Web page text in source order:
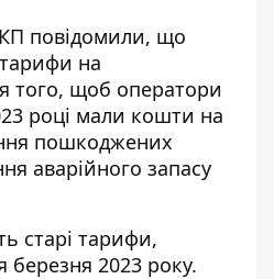
повідомили, що
на
того, щоб оператори
році мали кошти на
пошкоджених
аварійного запасу
старі тарифи,
березня 2023 року.